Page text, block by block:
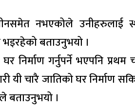
नभएकोले उनीहरुलाई
बताउनुभयो ।
निर्माण गर्नुपर्ने भएपनि प्रथम
यी चारै जातिको घर निर्माण
बताउनुभयो ।